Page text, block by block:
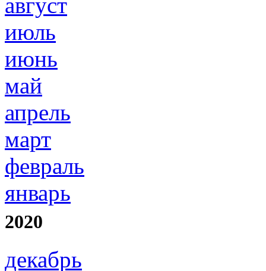
июль
июнь
май
апрель
март
февраль
январь
2020
декабрь